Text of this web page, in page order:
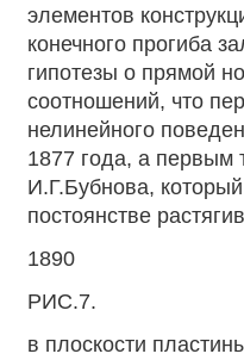
элементов
конечного прогиба
гипотезы о прямой
соотношений, что
нелинейного
1877 года, а первым
И.Г.Бубнова,
постоянстве
1890
РИС.7.
в плоскости